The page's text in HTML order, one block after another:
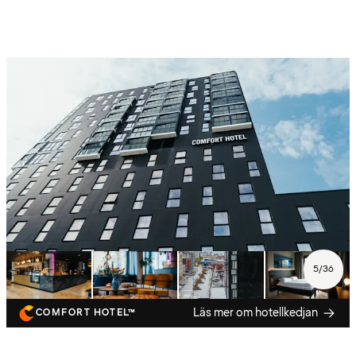
5/36
COMFORT HOTEL™ Läs mer om hotellkedjan